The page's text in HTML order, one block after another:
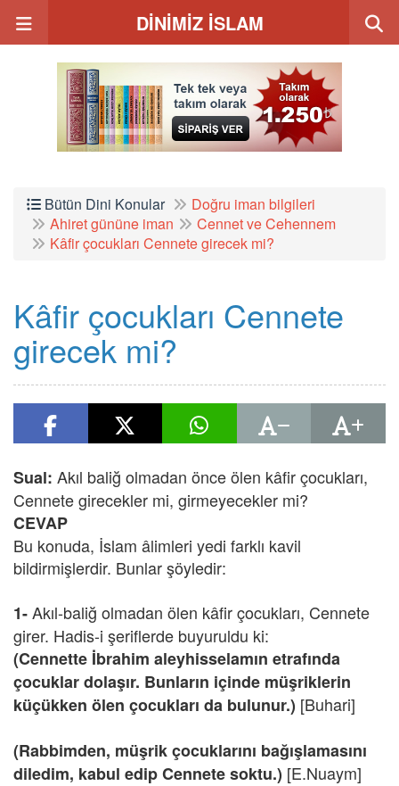
DİNİMİZ İSLAM
Bütün Dini Konular
Doğru iman bilgileri
Ahiret gününe iman
Cennet ve Cehennem
Kâfir çocukları Cennete girecek mi?
Kâfir çocukları Cennete
girecek mi?
Sual: Akıl baliğ olmadan önce ölen kâfir çocukları,
Cennete girecekler mi, girmeyecekler mi?
CEVAP
Bu konuda, İslam âlimleri yedi farklı kavil
bildirmişlerdir. Bunlar şöyledir:
1-Akıl-baliğ olmadan ölen kâfir çocukları, Cennete
girer. Hadis-i şeriflerde buyuruldu ki:
(Cennette İbrahim aleyhisselamın etrafında
çocuklar dolaşır. Bunların içinde müşriklerin
küçükken ölen çocukları da bulunur.) [Buhari]
(Rabbimden, müşrik çocuklarını bağışlamasını
diledim, kabul edip Cennete soktu.) [E.Nuaym]